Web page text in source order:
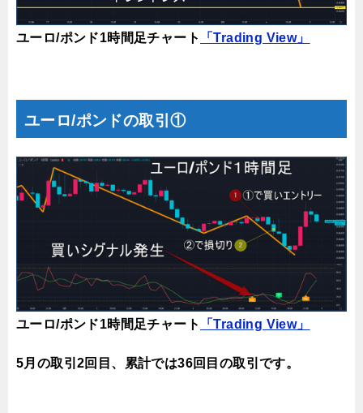
ユーロ/ポンド1時間足チャート 「Trading View」
ユーロ/ポンドの取引①
ユーロ/ポンド1時間足チャート 「Trading View」
5月の取引2回目、 累計では36回目の取引です。